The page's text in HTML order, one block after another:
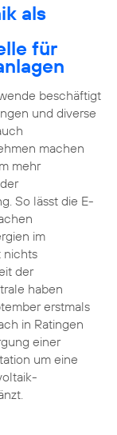
als
für
beschäftigt
und diverse
machen
mehr
So lässt die E-
im
nichts
der
haben
erstmals
in Ratingen
einer
um eine